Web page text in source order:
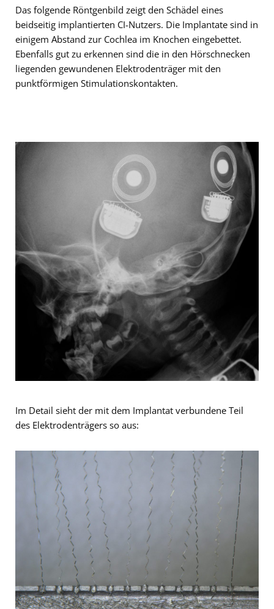
Das folgende Röntgenbild zeigt den Schädel eines
beidseitig implantierten CI-Nutzers. Die Implantate sind in
einigem Abstand zur Cochlea im Knochen eingebettet.
Ebenfalls gut zu erkennen sind die in den Hörschnecken
liegenden gewundenen Elektrodenträger mit den
punktförmigen Stimulationskontakten.
Im Detail sieht der mit dem Implantat verbundene Teil
des Elektrodenträgers so aus: